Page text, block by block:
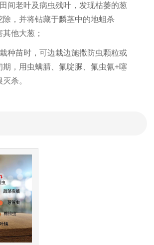
间老叶及病虫残叶，发现枯萎的葱
除，并将钻藏于麟茎中的地蛆杀
他大葱；
种苗时，可边栽边施撒防虫颗粒或
期，用虫螨腈、氟啶脲、氟虫氰+噻
杀。